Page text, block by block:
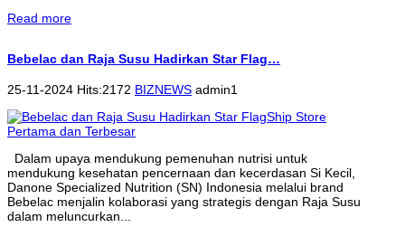
Read more
Bebelac dan Raja Susu Hadirkan Star Flag…
25-11-2024 Hits:2172 BIZNEWS admin1
Dalam upaya mendukung pemenuhan nutrisi untuk
mendukung kesehatan pencernaan dan kecerdasan Si Kecil,
Danone Specialized Nutrition (SN) Indonesia melalui brand
Bebelac menjalin kolaborasi yang strategis dengan Raja Susu
dalam meluncurkan...